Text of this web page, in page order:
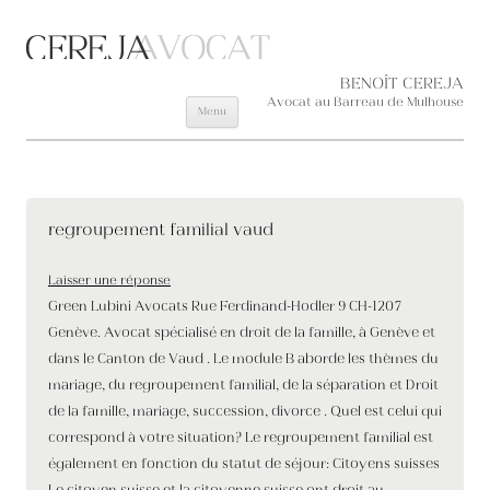
BENOÎT CEREJA
Avocat au Barreau de Mulhouse
Menu
Aller au contenu principal
regroupement familial vaud
Laisser une réponse
Green Lubini Avocats Rue Ferdinand-Hodler 9 CH-1207
Genève. Avocat spécialisé en droit de la famille, à Genève et
dans le Canton de Vaud . Le module B aborde les thèmes du
mariage, du regroupement familial, de la séparation et Droit
de la famille, mariage, succession, divorce . Quel est celui qui
correspond à votre situation? Le regroupement familial est
également en fonction du statut de séjour: Citoyens suisses